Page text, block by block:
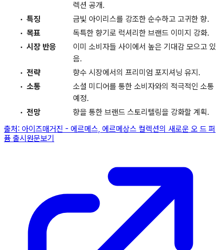
렉션 공개.
특징
금빛 아이리스를 강조한 순수하고 고귀한 향.
목표
독특한 향기로 럭셔리한 브랜드 이미지 강화.
시장 반응
이미 소비자들 사이에서 높은 기대감 모으고 있
음.
전략
향수 시장에서의 프리미엄 포지셔닝 유지.
소통
소셜 미디어를 통한 소비자와의 적극적인 소통
예정.
전망
향을 통한 브랜드 스토리텔링을 강화할 계획.
출처: 아이즈매거진 - 에르메스, 에르메상스 컬렉션의 새로운 오 드 퍼
퓸 출시 원문보기